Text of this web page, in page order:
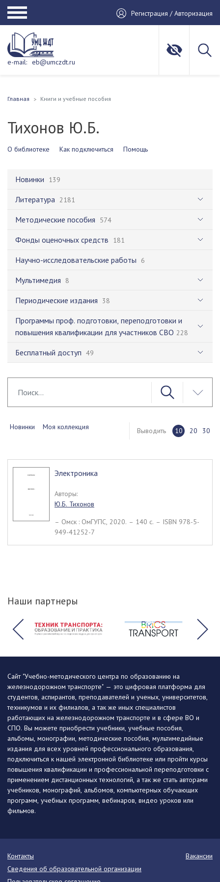
Регистрация / Авторизация
e-mail: eb@umczdt.ru
Главная Книги и учебные пособия
Тихонов Ю.Б.
О библиотеке Как подключиться Помощь
Новинки 139
Литература 2181
Методические пособия 574
Фонды оценочных средств 181
Научно-исследовательские работы 6
Мультимедия 8
Периодические издания 38
Программы проф. подготовки, переподготовки и
повышения квалификации для участников СВО 228
Бесплатный доступ 49
Новинки Моя коллекция Выводить 10 20 30
Электроника
Авторы:
Ю.Б. Тихонов
– Омск : ОмГУПС, 2020. – 140 c. – ISBN 978-5-
949-41252-7
Наши партнеры
Сайт "Учебно-методического центра по образованию на
железнодорожном транспорте" — это цифровая платформа для
студентов, аспирантов, преподавателей и ученых, университетов,
техникумов и их филиалов, а так же иных специалистов
работающих на железнодорожном транспорте и в сфере ВО и
СПО. Вы можете приобрести учебники, учебные пособия,
альбомы, монографии, методические пособия, мультимедийные
издания для всех уровней профессионального образования,
подключиться к нашей электронной библиотеке или пройти курсы
повышения квалификации и профессиональной переподготовки с
применением дистанционных технологий, а так же стать авторами
учебников, монографий, альбомов, компьютерных обучающих
программ, учебных программ, вебинаров, видео уроков или
фильмов.
Контакты
Вакансии
Сведения об образовательной организации